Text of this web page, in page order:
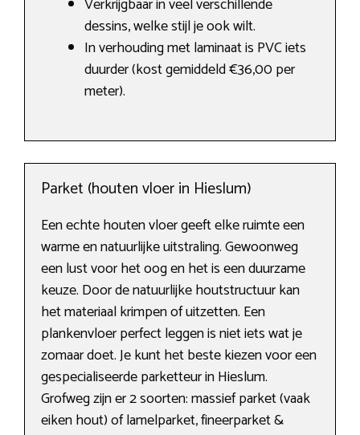
Verkrijgbaar in veel verschillende
dessins, welke stijl je ook wilt.
In verhouding met laminaat is PVC iets
duurder (kost gemiddeld €36,00 per
meter).
Parket (houten vloer in Hieslum)
Een echte houten vloer geeft elke ruimte een
warme en natuurlijke uitstraling. Gewoonweg
een lust voor het oog en het is een duurzame
keuze. Door de natuurlijke houtstructuur kan
het materiaal krimpen of uitzetten. Een
plankenvloer perfect leggen is niet iets wat je
zomaar doet. Je kunt het beste kiezen voor een
gespecialiseerde parketteur in Hieslum.
Grofweg zijn er 2 soorten: massief parket (vaak
eiken hout) of lamelparket, fineerparket &